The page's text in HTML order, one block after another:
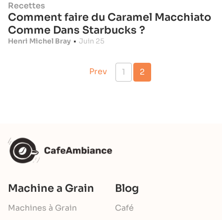
Recettes
Comment faire du Caramel Macchiato
Comme Dans Starbucks ?
Henri Michel Bray • Juin 25
Prev 1 2
Machine a Grain
Machines à Grain
Blog
Café